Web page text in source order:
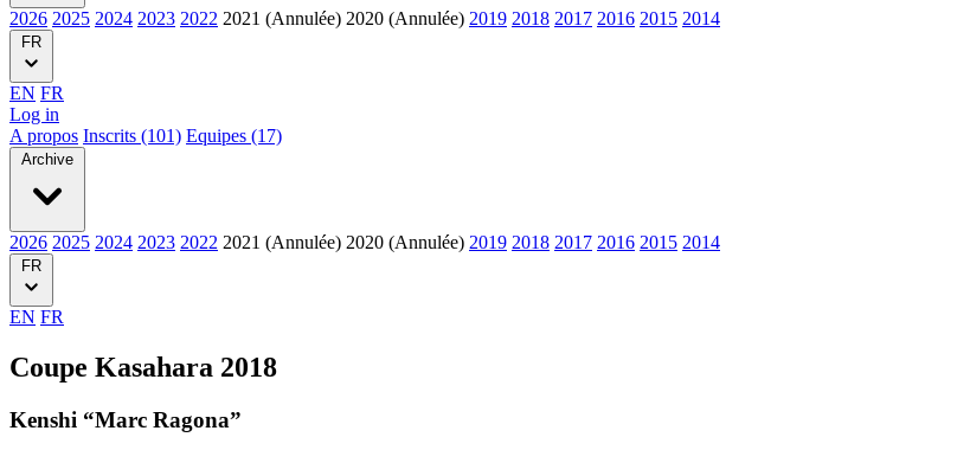
2026 2025 2024 2023 2022 2021 (Annulée) 2020 (Annulée) 2019 2018 2017 2016 2015 2014
FR
EN FR
Log in
A propos Inscrits (101) Equipes (17)
Archive
2026 2025 2024 2023 2022 2021 (Annulée) 2020 (Annulée) 2019 2018 2017 2016 2015 2014
FR
EN FR
Coupe Kasahara 2018
Kenshi “Marc Ragona”